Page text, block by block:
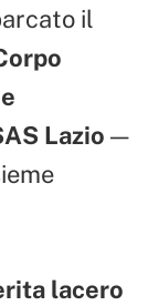
il
Lazio —
lacero